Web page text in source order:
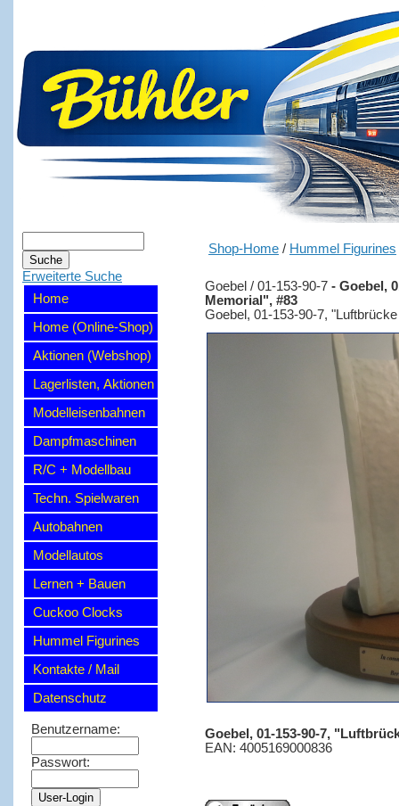
Erweiterte Suche
Home
Home (Online-Shop)
Aktionen (Webshop)
Lagerlisten, Aktionen
Modelleisenbahnen
Dampfmaschinen
R/C + Modellbau
Techn. Spielwaren
Autobahnen
Modellautos
Lernen + Bauen
Cuckoo Clocks
Hummel Figurines
Kontakte / Mail
Datenschutz
Benutzername:
Passwort:
Shop-Home / Hummel Figurines
Goebel / 01-153-90-7 - Goebel,
Memorial", #83
Goebel, 01-153-90-7,
Goebel, 01-153-90-7,
EAN: 4005169000836